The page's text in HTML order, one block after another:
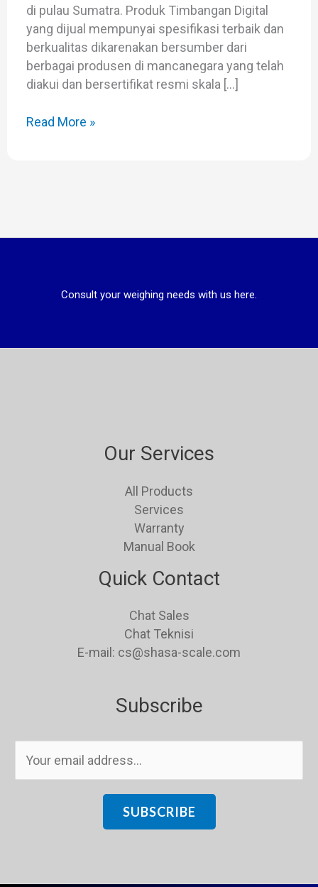
di pulau Sumatra. Produk Timbangan Digital
yang dijual mempunyai spesifikasi terbaik dan
berkualitas dikarenakan bersumber dari
berbagai produsen di mancanegara yang telah
diakui dan bersertifikat resmi skala […]
Read More »
Consult your weighing needs with us here.
Our Services
All Products
Services
Warranty
Manual Book
Quick Contact
Chat Sales
Chat Teknisi
E-mail: cs@shasa-scale.com
Subscribe
SUBSCRIBE